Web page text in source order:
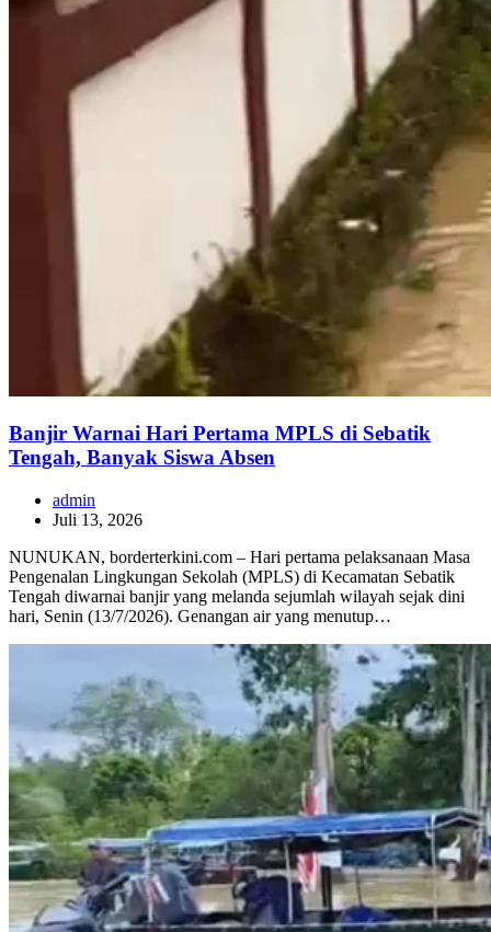
Banjir Warnai Hari Pertama MPLS di Sebatik
Tengah, Banyak Siswa Absen
admin
Juli 13, 2026
NUNUKAN, borderterkini.com – Hari pertama pelaksanaan Masa
Pengenalan Lingkungan Sekolah (MPLS) di Kecamatan Sebatik
Tengah diwarnai banjir yang melanda sejumlah wilayah sejak dini
hari, Senin (13/7/2026). Genangan air yang menutup…